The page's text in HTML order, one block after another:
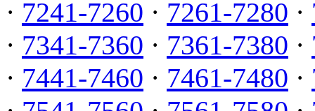
· 7241-7260 · 7261-7280 ·
· 7341-7360 · 7361-7380 ·
· 7441-7460 · 7461-7480 ·